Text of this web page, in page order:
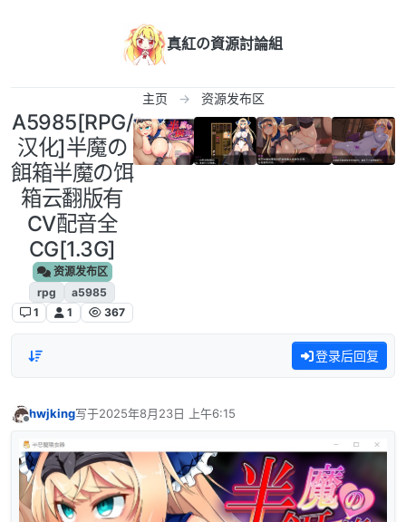
真紅の資源討論組
主页 资源发布区
A5985[RPG/
汉化]半魔の
餌箱半魔の饵
箱云翻版有
CV配音全
CG[1.3G]
资源发布区
rpg
a5985
1
1 367
登录后回复
离线
hwjking写于2025年8月23日 上午6:15
最后由 编辑